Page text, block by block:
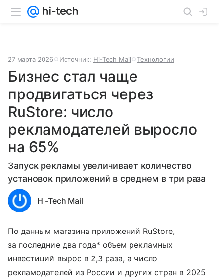
27 марта 2026 Источник: Hi-Tech Mail Технологии
Бизнес стал чаще
продвигаться через
RuStore: число
рекламодателей выросло
на 65%
Запуск рекламы увеличивает количество
установок приложений в среднем в три раза
Hi-Tech Mail
По данным магазина приложений RuStore,
за последние два года* объем рекламных
инвестиций вырос в 2,3 раза, а число
рекламодателей из России и других стран в 2025